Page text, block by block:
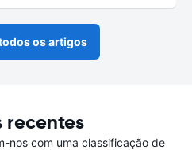
os artigos
recentes
nos com uma classificação de